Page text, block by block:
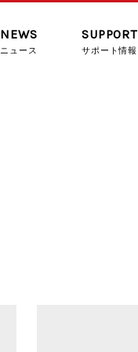
NEWS
ニュース
SUPPORT
サポート情報